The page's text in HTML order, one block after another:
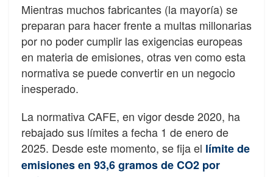
Mientras muchos fabricantes (la mayoría) se
preparan para hacer frente a multas millonarias
por no poder cumplir las exigencias europeas
en materia de emisiones, otras ven como esta
normativa se puede convertir en un negocio
inesperado.
La normativa CAFE, en vigor desde 2020, ha
rebajado sus límites a fecha 1 de enero de
2025. Desde este momento, se fija el límite de
emisiones en 93,6 gramos de CO2 por